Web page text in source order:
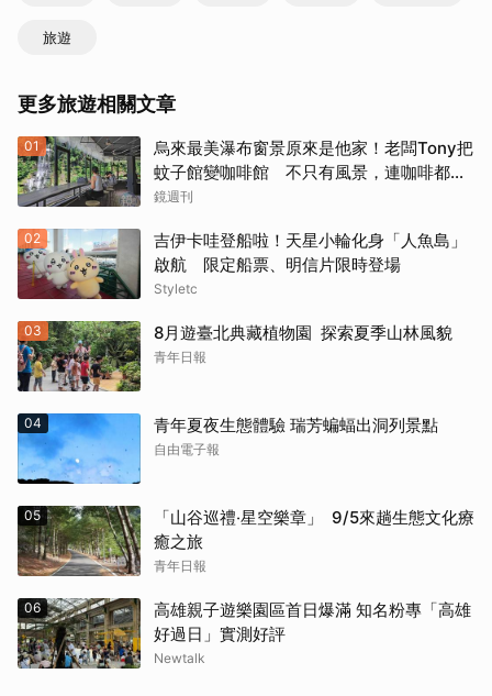
旅遊
更多旅遊相關文章
01
烏來最美瀑布窗景原來是他家！老闆Tony把
蚊子館變咖啡館 不只有風景，連咖啡都好
喝到讓人想再來
鏡週刊
02
吉伊卡哇登船啦！天星小輪化身「人魚島」
啟航 限定船票、明信片限時登場
Styletc
03 8月遊臺北典藏植物園 探索夏季山林風貌
青年日報
04 青年夏夜生態體驗 瑞芳蝙蝠出洞列景點
自由電子報
05
「山谷巡禮‧星空樂章」 9/5來趟生態文化療
癒之旅
青年日報
06
高雄親子遊樂園區首日爆滿 知名粉專「高雄
好過日」實測好評
Newtalk